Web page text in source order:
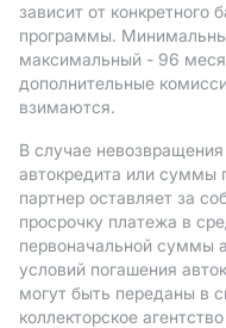
зависит от конкретного
программы.
максимальный - 96
дополнительные
взимаются.
В случае
автокредита или суммы
партнер оставляет за
просрочку платежа в
первоначальной суммы
условий погашения
могут быть переданы в
коллекторское